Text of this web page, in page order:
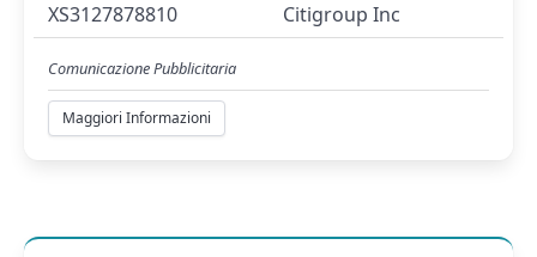
XS3127878810 Citigroup Inc
Comunicazione Pubblicitaria
Maggiori Informazioni